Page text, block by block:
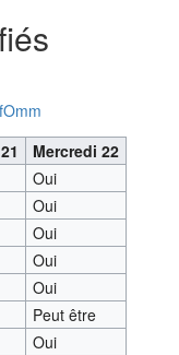
Mercredi 22
Oui
Oui
Oui
Oui
Oui
Peut être
Oui